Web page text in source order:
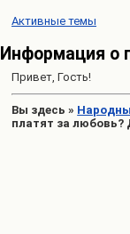
Активные темы
Информация о
Привет, Гость!
Вы здесь »
платят за